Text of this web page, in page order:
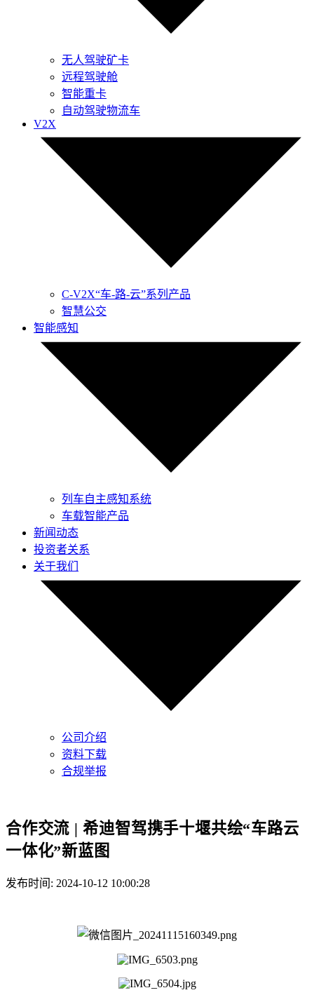
无人驾驶矿卡
远程驾驶舱
智能重卡
自动驾驶物流车
V2X
C-V2X“车-路-云”系列产品
智慧公交
智能感知
列车自主感知系统
车载智能产品
新闻动态
投资者关系
关于我们
公司介绍
资料下载
合规举报
合作交流 | 希迪智驾携手十堰共绘“车路云
一体化”新蓝图
发布时间: 2024-10-12 10:00:28